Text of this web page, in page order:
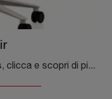
Se cerchi sedie operative di Alias, clicca e scopri di più sul modello Slim Chair in tessuto per il tuo ufficio!